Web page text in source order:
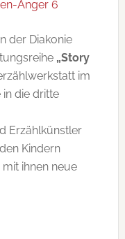
Anger 6
der Diakonie
„Story
im
in die dritte
Erzählkünstler
Kindern
ihnen neue